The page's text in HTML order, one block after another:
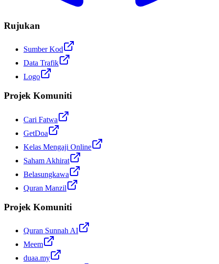
Rujukan
Sumber Kod
Data Trafik
Logo
Projek Komuniti
Cari Fatwa
GetDoa
Kelas Mengaji Online
Saham Akhirat
Belasungkawa
Quran Manzil
Projek Komuniti
Quran Sunnah AI
Meem
duaa.my